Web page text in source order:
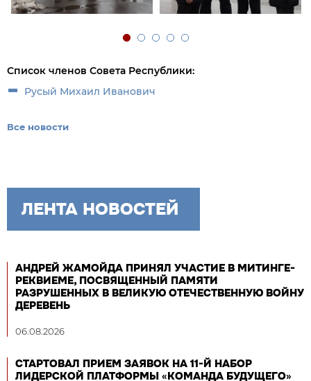
Список членов Совета Республики:
Русый Михаил Иванович
Все новости
ЛЕНТА НОВОСТЕЙ
АНДРЕЙ ЖАМОЙДА ПРИНЯЛ УЧАСТИЕ В МИТИНГЕ-
РЕКВИЕМЕ, ПОСВЯЩЕННЫЙ ПАМЯТИ
РАЗРУШЕННЫХ В ВЕЛИКУЮ ОТЕЧЕСТВЕННУЮ ВОЙНУ
ДЕРЕВЕНЬ
06.08.2026
СТАРТОВАЛ ПРИЕМ ЗАЯВОК НА 11-Й НАБОР
ЛИДЕРСКОЙ ПЛАТФОРМЫ «КОМАНДА БУДУЩЕГО»